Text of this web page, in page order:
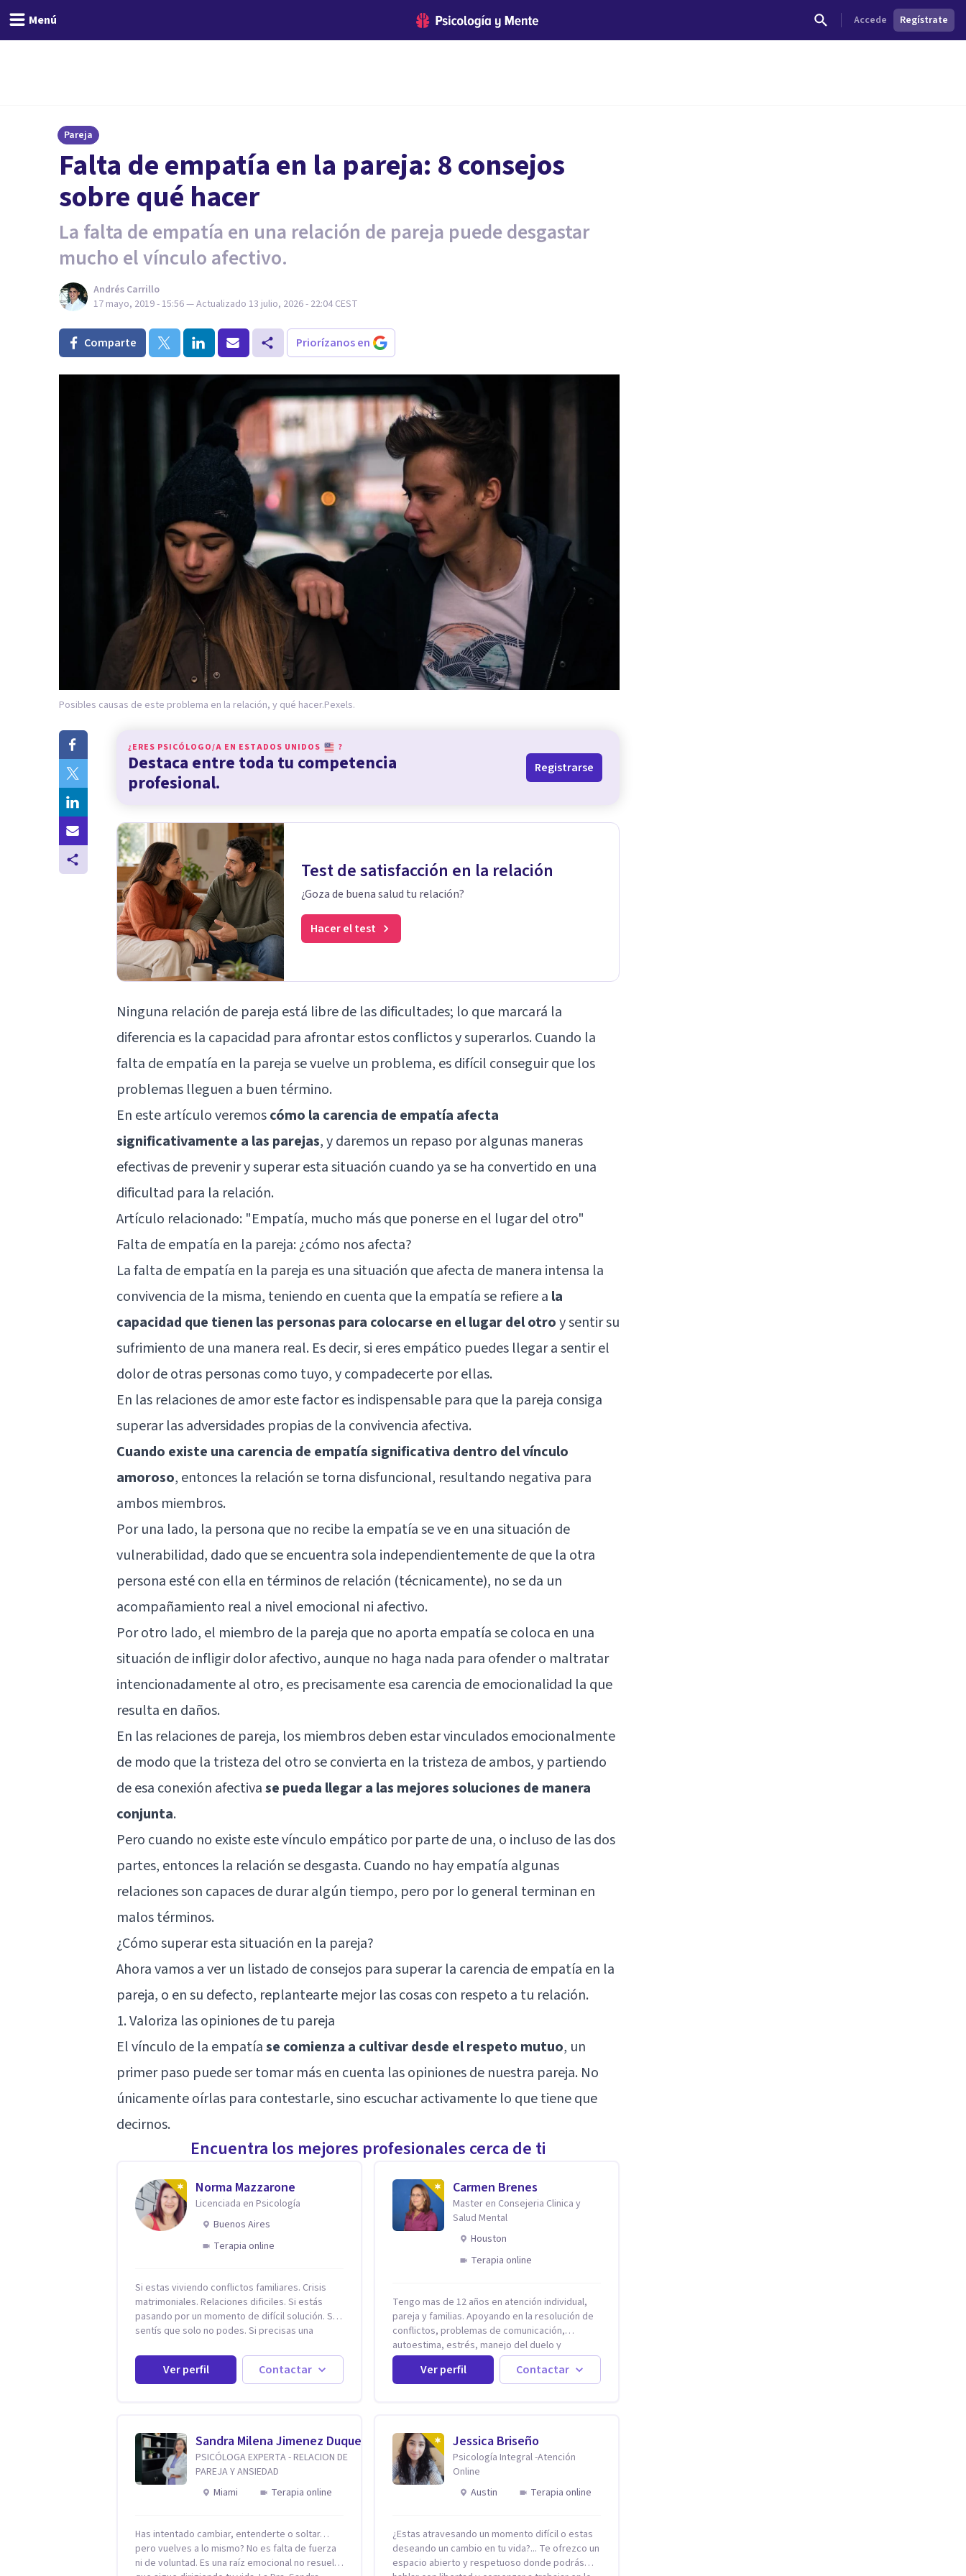
Menú Accede Regístrate
Pareja
Falta de empatía en la pareja: 8 consejos
sobre qué hacer
La falta de empatía en una relación de pareja puede desgastar
mucho el vínculo afectivo.
Andrés Carrillo
17 mayo, 2019 - 15:56— Actualizado 13 julio, 2026 - 22:04 CEST
Comparte Priorízanos en
Posibles causas de este problema en la relación, y qué hacer.Pexels.
¿ERES PSICÓLOGO/A EN ESTADOS UNIDOS ?
Destaca entre toda tu competencia
profesional.
Registrarse
Test de satisfacción en la relación
¿Goza de buena salud tu relación?
Hacer el test
Ninguna relación de pareja está libre de las dificultades; lo que marcará la
diferencia es la capacidad para afrontar estos conflictos y superarlos. Cuando la
falta de empatía en la pareja se vuelve un problema, es difícil conseguir que los
problemas lleguen a buen término.
En este artículo veremoscómo la carencia de empatía afecta
significativamente a las parejas, y daremos un repaso por algunas maneras
efectivas de prevenir y superar esta situación cuando ya se ha convertido en una
dificultad para la relación.
Artículo relacionado: "Empatía, mucho más que ponerse en el lugar del otro"
Falta de empatía en la pareja: ¿cómo nos afecta?
La falta de empatía en la pareja es una situación que afecta de manera intensa la
convivencia de la misma, teniendo en cuenta que la empatía se refiere a la
capacidad que tienen las personas para colocarse en el lugar del otroy sentir su
sufrimiento de una manera real. Es decir, si eres empático puedes llegar a sentir el
dolor de otras personas como tuyo, y compadecerte por ellas.
En las relaciones de amor este factor es indispensable para que la pareja consiga
superar las adversidades propias de la convivencia afectiva.
Cuando existe una carencia de empatía significativa dentro del vínculo
amoroso, entonces la relación se torna disfuncional, resultando negativa para
ambos miembros.
Por una lado, la persona que no recibe la empatía se ve en una situación de
vulnerabilidad, dado que se encuentra sola independientemente de que la otra
persona esté con ella en términos de relación (técnicamente), no se da un
acompañamiento real a nivel emocional ni afectivo.
Por otro lado, el miembro de la pareja que no aporta empatía se coloca en una
situación de infligir dolor afectivo, aunque no haga nada para ofender o maltratar
intencionadamente al otro, es precisamente esa carencia de emocionalidad la que
resulta en daños.
En las relaciones de pareja, los miembros deben estar vinculados emocionalmente
de modo que la tristeza del otro se convierta en la tristeza de ambos, y partiendo
de esa conexión afectivase pueda llegar a las mejores soluciones de manera
conjunta.
Pero cuando no existe este vínculo empático por parte de una, o incluso de las dos
partes, entonces la relación se desgasta. Cuando no hay empatía algunas
relaciones son capaces de durar algún tiempo, pero por lo general terminan en
malos términos.
¿Cómo superar esta situación en la pareja?
Ahora vamos a ver un listado de consejos para superar la carencia de empatía en la
pareja, o en su defecto, replantearte mejor las cosas con respeto a tu relación.
1. Valoriza las opiniones de tu pareja
El vínculo de la empatíase comienza a cultivar desde el respeto mutuo, un
primer paso puede ser tomar más en cuenta las opiniones de nuestra pareja. No
únicamente oírlas para contestarle, sino escuchar activamente lo que tiene que
decirnos.
Encuentra los mejores profesionales cerca de ti
Norma Mazzarone
Licenciada en Psicología
Buenos Aires
Terapia online
Si estas viviendo conflictos familiares. Crisis
matrimoniales. Relaciones dificiles. Si estás
pasando por un momento de difícil solución. Si
sentís que solo no podes. Si precisas una
precisás comprensión. Si no logras definir
proyectos, objetivos, sueños, deseos. Si
pensás que lo que te pasa no es tan grave, pero
pasando. No dudes en comunicarte a fin de
comenzar a resolver la situación que está
generando esa angustia.
Ver perfil Contactar
Carmen Brenes
Master en Consejeria Clinica y
Salud Mental
Houston
Terapia online
Tengo mas de 12 años en atención individual,
pareja y familias. Apoyando en la resolución de
conflictos, problemas de comunicación,
autoestima, estrés, manejo del duelo y
personas con ansiedad y depresión, así como
problemas de conducta y comportamiento.
Desarrollo de personas maximizando su
vital para la vida de cada uno tener su propia
vision.
Ver perfil Contactar
Sandra Milena Jimenez Duque
PSICÓLOGA EXPERTA - RELACION DE
PAREJA Y ANSIEDAD
Miami
Terapia online
Has intentado cambiar, entenderte o soltar…
pero vuelves a lo mismo? No es falta de fuerza
ni de voluntad. Es una raíz emocional no resuelta
Jessica Briseño
Psicología Integral -Atención
Online
Austin
Terapia online
¿Estas atravesando un momento difícil o estas
deseando un cambio en tu vida?... Te ofrezco un
espacio abierto y respetuoso donde podrás